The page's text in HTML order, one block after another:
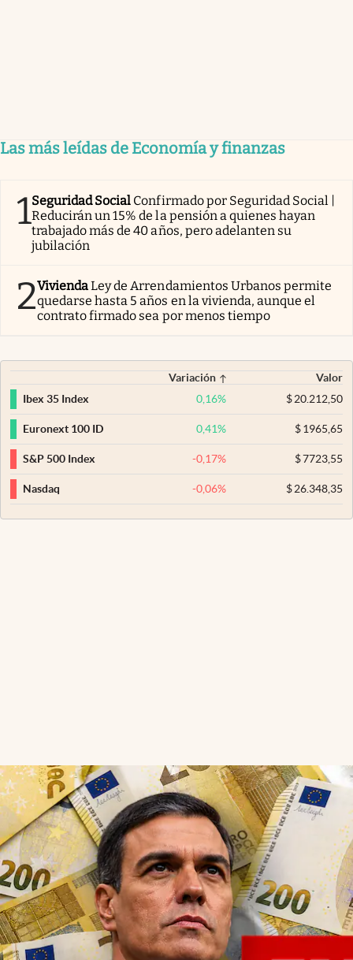
Las más leídas de Economía y finanzas
1Seguridad Social Confirmado por Seguridad Social |
Reducirán un 15% de la pensión a quienes hayan
trabajado más de 40 años, pero adelanten su
jubilación
2ViviendaLey de Arrendamientos Urbanos permite
quedarse hasta 5 años en la vivienda, aunque el
contrato firmado sea por menos tiempo
Variación
Valor
Ibex 35 Index
0,16% $20.212,50
Euronext 100 ID 0,41% $1965,65
S&P 500 Index -0,17% $7723,55
Nasdaq -0,06% $26.348,35